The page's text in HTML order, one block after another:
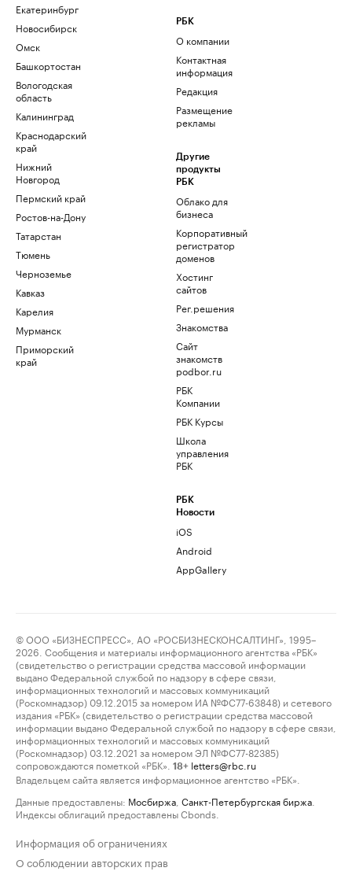
Екатеринбург
Новосибирск
Омск
Башкортостан
Вологодская
область
Калининград
Краснодарский
край
Нижний
Новгород
Пермский край
Ростов-на-Дону
Татарстан
Тюмень
Черноземье
Кавказ
Карелия
Мурманск
Приморский
край
РБК
О компании
Контактная
информация
Редакция
Размещение
рекламы
Другие
продукты
РБК
Облако для
бизнеса
Корпоративный
регистратор
доменов
Хостинг
сайтов
Рег.решения
Знакомства
Сайт
знакомств
podbor.ru
РБК
Компании
РБК Курсы
Школа
управления
РБК
РБК
Новости
iOS
Android
AppGallery
© ООО «БИЗНЕСПРЕСС», АО «РОСБИЗНЕСКОНСАЛТИНГ», 1995–
2026. Сообщения и материалы информационного агентства «РБК»
(свидетельство о регистрации средства массовой информации
выдано Федеральной службой по надзору в сфере связи,
информационных технологий и массовых коммуникаций
(Роскомнадзор) 09.12.2015 за номером ИА №ФС77-63848) и сетевого
издания «РБК» (свидетельство о регистрации средства массовой
информации выдано Федеральной службой по надзору в сфере связи,
информационных технологий и массовых коммуникаций
(Роскомнадзор) 03.12.2021 за номером ЭЛ №ФС77-82385)
сопровождаются пометкой «РБК».
18+ letters@rbc.ru
Владельцем сайта является информационное агентство «РБК».
Данные предоставлены: Мосбиржа Санкт-Петербургская биржа
Индексы облигаций предоставлены Cbonds.
Информация об ограничениях
О соблюдении авторских прав